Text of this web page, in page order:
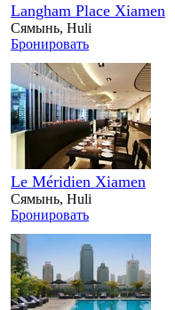
Langham Place Xiamen
Сямынь, Huli
Бронировать
Le Méridien Xiamen
Сямынь, Huli
Бронировать